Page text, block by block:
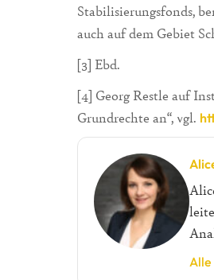
Stabilisierungsfonds,
auch auf dem Gebiet
[3] Ebd.
[4] Georg Restle auf
Grundrechte an“, vgl.